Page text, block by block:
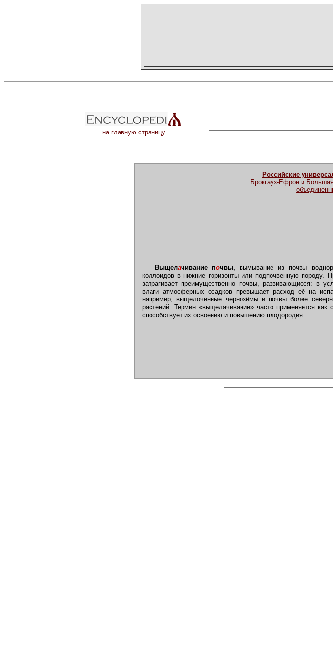
на главную страницу
Российские
Брокгауз-Ефрон и
Выщелачивание почвы, вымывание из почвы
коллоидов в нижние горизонты или подпочвенную породу.
затрагивает преимущественно почвы, развивающиеся: в
влаги атмосферных осадков превышает расход её на
например, выщелоченные чернозёмы и почвы более
растений. Термин «выщелачивание» часто применяется
способствует их освоению и повышению плодородия.